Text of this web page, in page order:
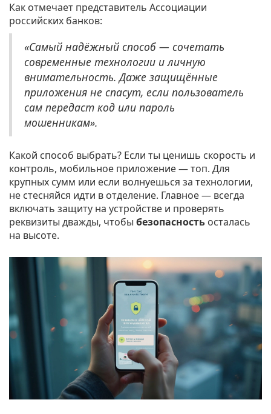
Как отмечает представитель Ассоциации
российских банков:
«Самый надёжный способ — сочетать
современные технологии и личную
внимательность. Даже защищённые
приложения не спасут, если пользователь
сам передаст код или пароль
мошенникам».
Какой способ выбрать? Если ты ценишь скорость и
контроль, мобильное приложение — топ. Для
крупных сумм или если волнуешься за технологии,
не стесняйся идти в отделение. Главное — всегда
включать защиту на устройстве и проверять
реквизиты дважды, чтобы безопасность осталась
на высоте.